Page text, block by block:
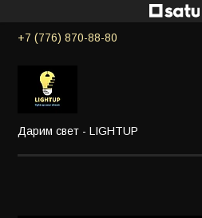
+7 (776) 870-88-80
Дарим свет - LIGHTUP